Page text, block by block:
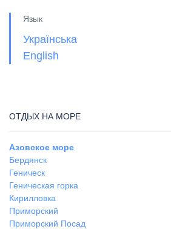
Язык
Українська
English
ОТДЫХ НА МОРЕ
Азовское море
Бердянск
Геническ
Геническая горка
Кирилловка
Приморский
Приморский Посад